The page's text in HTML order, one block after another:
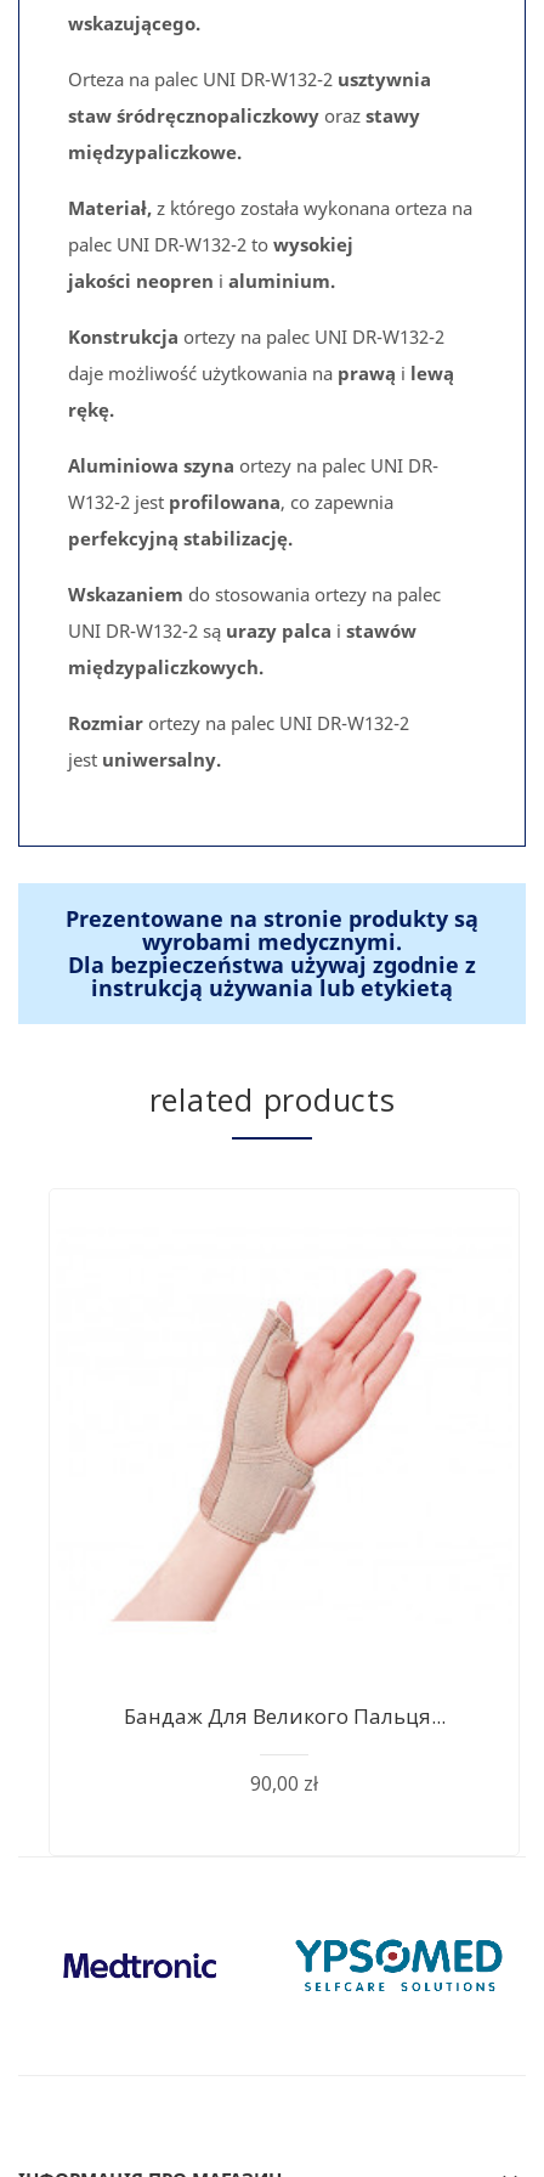
wskazującego.
Orteza na palec UNI DR-W132-2 usztywnia
staw śródręcznopaliczkowy oraz stawy
międzypaliczkowe.
Materiał, z którego została wykonana orteza na
palec UNI DR-W132-2 to wysokiej
jakości neopren i aluminium.
Konstrukcja ortezy na palec UNI DR-W132-2
daje możliwość użytkowania na prawą i lewą
rękę.
Aluminiowa szyna ortezy na palec UNI DR-
W132-2 jest profilowana, co zapewnia
perfekcyjną stabilizację.
Wskazaniem do stosowania ortezy na palec
UNI DR-W132-2 są urazy palca i stawów
międzypaliczkowych.
Rozmiar ortezy na palec UNI DR-W132-2
jest uniwersalny.
Prezentowane na stronie produkty są
wyrobami medycznymi.
Dla bezpieczeństwa używaj zgodnie z
instrukcją używania lub etykietą
related products
Бандаж Для Великого Пальця...
90,00 zł